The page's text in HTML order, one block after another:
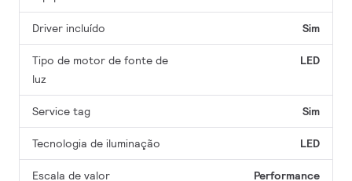
Driver incluído Sim
Tipo de motor de fonte de
luz
LED
Service tag Sim
Tecnologia de iluminação LED
Escala de valor Performance